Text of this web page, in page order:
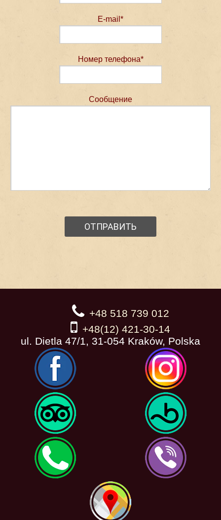
E-mail*
Номер телефона*
Сообщение
+48 518 739 012
+48(12) 421-30-14
ul. Dietla 47/1, 31-054 Kraków, Polska